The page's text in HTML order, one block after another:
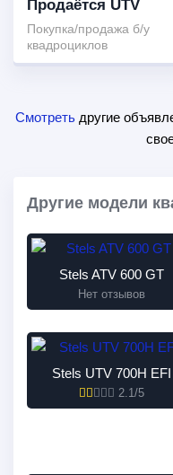
Продаётся UTV
Покупка/продажа б/у
квадроциклов
Смотреть другие
Другие модели
Stels ATV 600 GT
Нет отзывов
Stels UTV 700H EFI
2.1/5